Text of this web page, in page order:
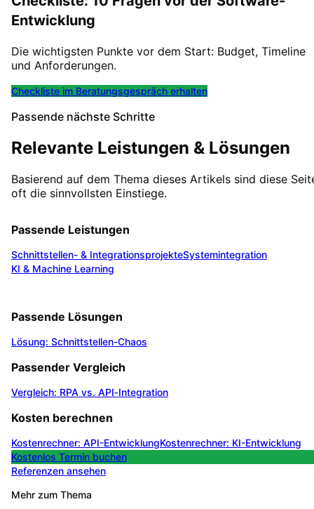
Entwicklung
Die wichtigsten Punkte vor dem Start: Budget, Timeline
und Anforderungen.
Checkliste im Beratungsgespräch erhalten
Passende nächste Schritte
Relevante Leistungen & Lösungen
Basierend auf dem Thema dieses Artikels sind diese
oft die sinnvollsten Einstiege.
Passende Leistungen
Schnittstellen- & IntegrationsprojekteSystemintegration
KI & Machine Learning
Passende Lösungen
Lösung: Schnittstellen-Chaos
Passender Vergleich
Vergleich: RPA vs. API‑Integration
Kosten berechnen
Kostenrechner: API-EntwicklungKostenrechner: KI-Entwicklung
Kostenlos Termin buchen
Referenzen ansehen
Mehr zum Thema